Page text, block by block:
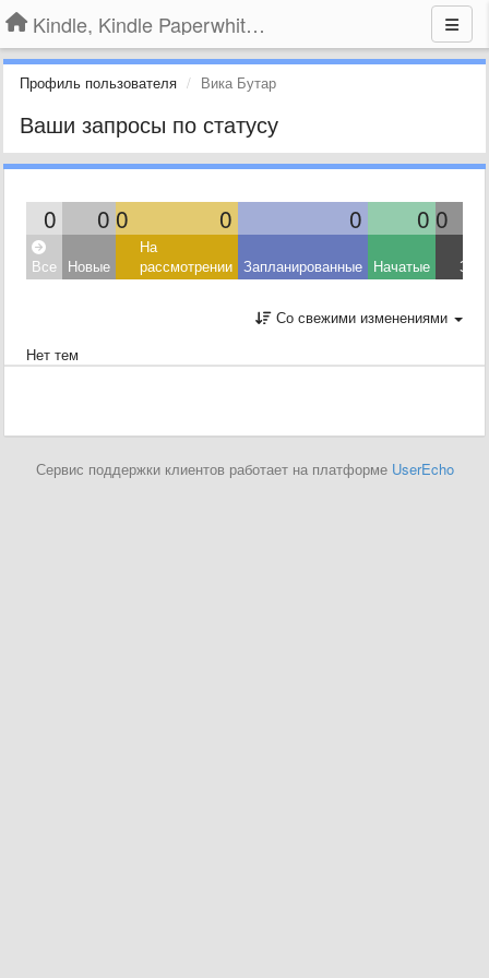
Kindle, Kindle Paperwhite, Kindle Voyage
Профиль пользователя Вика Бутар
Ваши запросы по статусу
0 0 0 0 0 0 0
Все Новые
На
рассмотрении Запланированные Начатые
Со свежими изменениями
Нет тем
Сервис поддержки клиентов работает на платформе UserEcho